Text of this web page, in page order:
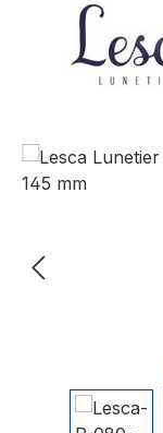
Bildergalerie